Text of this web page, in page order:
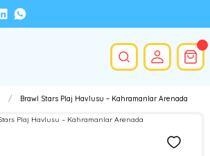
Brawl Stars Plaj Havlusu – Kahramanlar Arenada